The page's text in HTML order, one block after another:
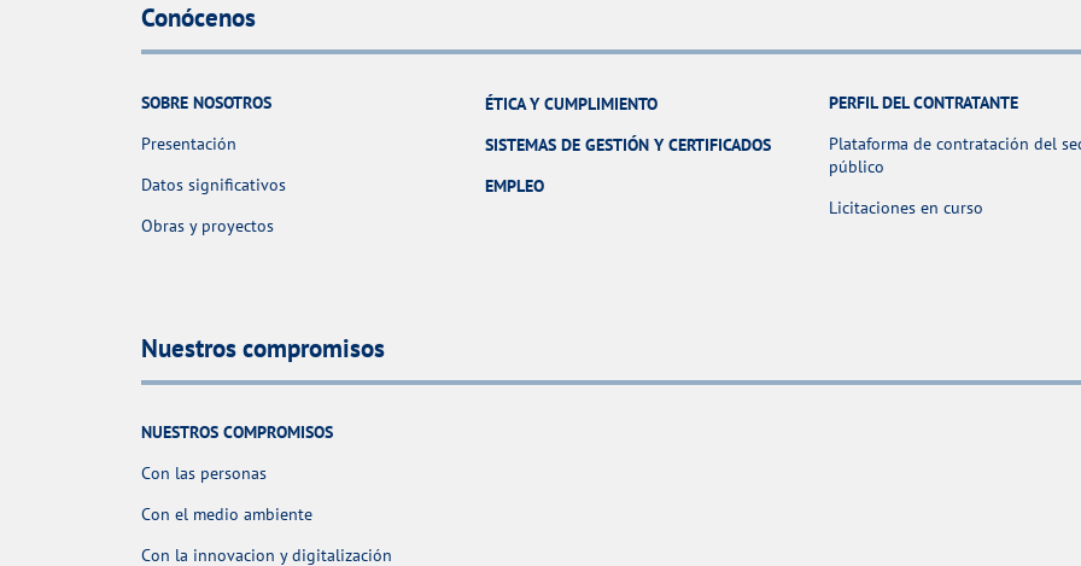
Conócenos
SOBRE NOSOTROS
Presentación
Datos significativos
Obras y proyectos
ÉTICA Y CUMPLIMIENTO
SISTEMAS DE GESTIÓN Y CERTIFICADOS
EMPLEO
PERFIL DEL CONTRATANTE
Plataforma de contratación del
público
Licitaciones en curso
Nuestros compromisos
NUESTROS COMPROMISOS
Con las personas
Con el medio ambiente
Con la innovacion y digitalización